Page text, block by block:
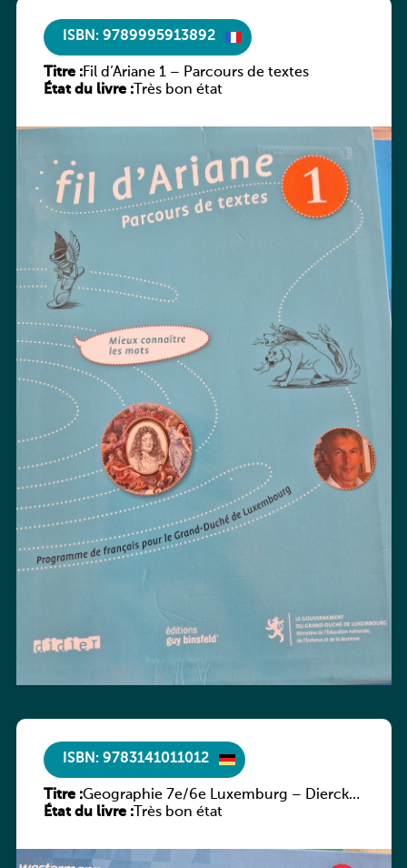
ISBN: 9789995913892
Titre :Fil d’Ariane 1 – Parcours de textes
État du livre :Très bon état
ISBN: 9783141011012
Titre :Geographie 7e/6e Luxemburg – Diercke
Praxis
État du livre :Très bon état